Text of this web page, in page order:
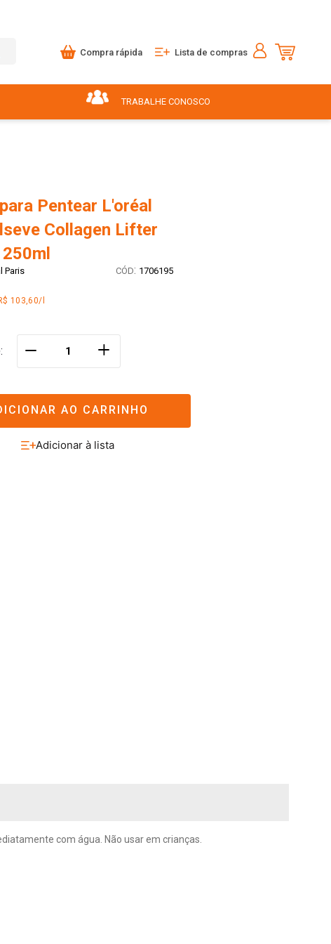
Compra rápida Lista de compras
TRABALHE CONOSCO
Pentear L'oréal
Collagen Lifter
Paris : 1706195
103,60/l
＋
AO CARRINHO
com água. Não usar em crianças.